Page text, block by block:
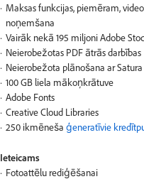
Maksas funkcijas, piemēram,
noņemšana
Vairāk nekā 195 miljoni Adobe
Neierobežotas PDF ātrās darbības
Neierobežota plānošana ar
100 GB liela mākoņkrātuve
Adobe Fonts
Creative Cloud Libraries
250 ikmēneša ģeneratīvie
Ieteicams
Fotoattēlu rediģēšanai